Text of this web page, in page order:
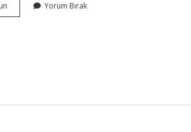
Aralıktan
Yorum Bırak